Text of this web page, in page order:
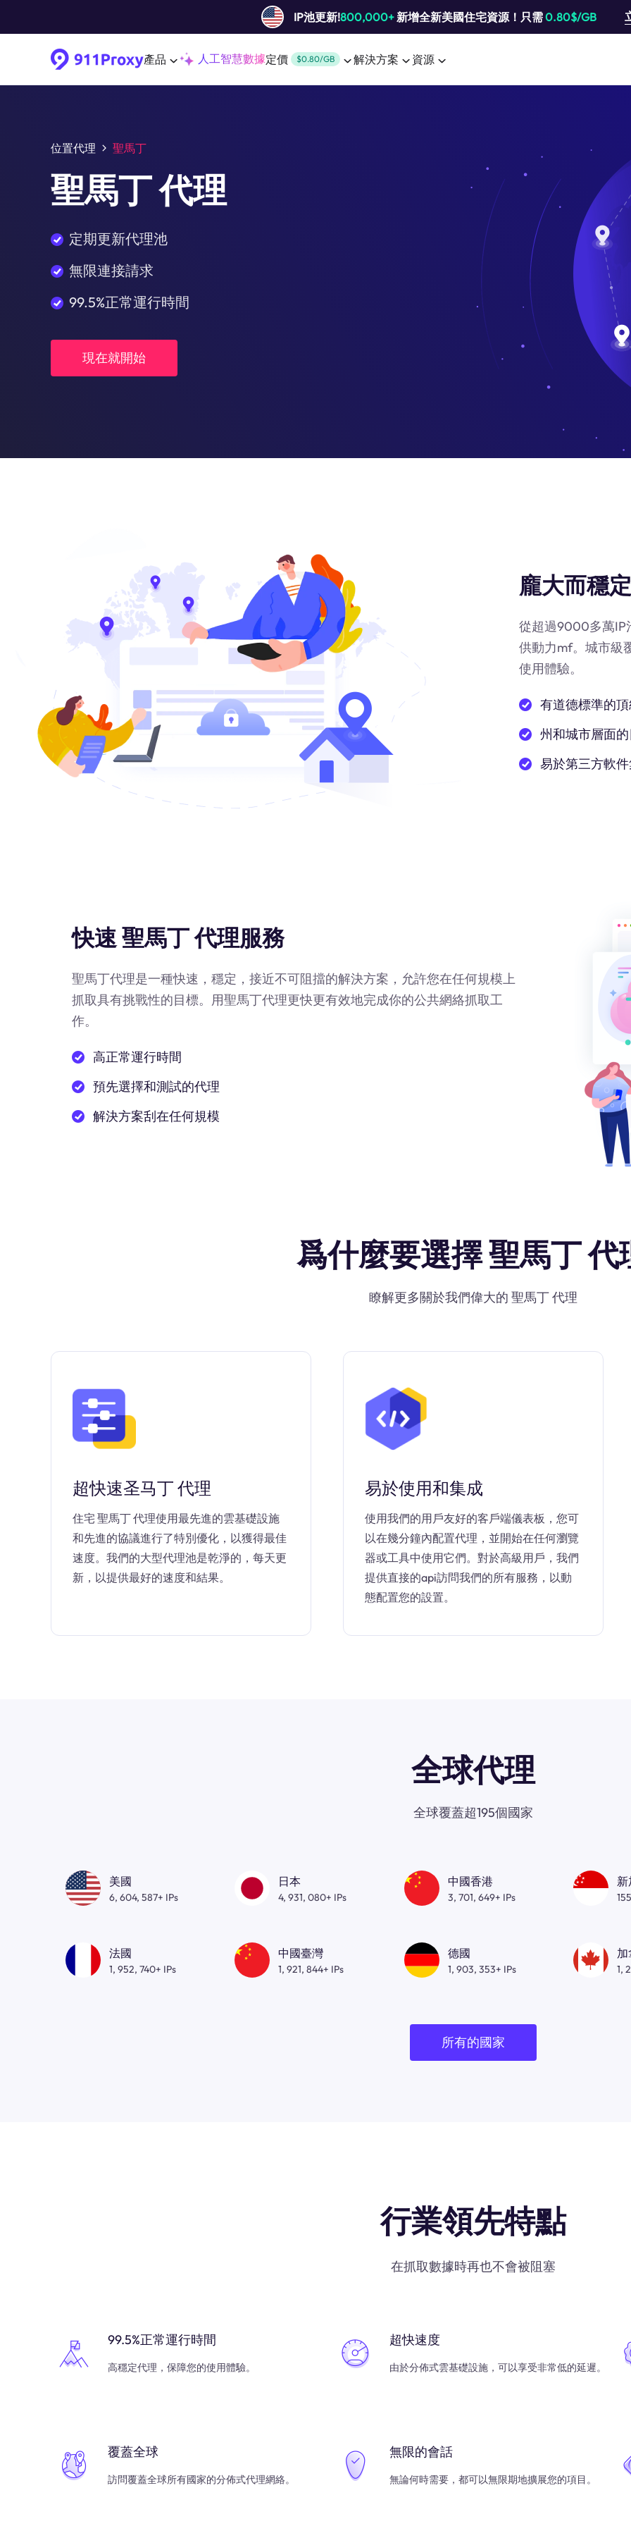
IP池更新!800,000+新增全新美國住宅資源！只需0.80$/GB
產品 人工智慧數據定價 $0.80/GB 解決方案 資源
位置代理 聖馬丁
聖馬丁 代理
定期更新代理池
無限連接請求
99.5%正常運行時間
現在就開始
龐大而穩
從超過9000多萬IP
供動力mf。城市級
使用體驗。
有道德標準的
州和城市層面
易於第三方軟
快速 聖馬丁 代理服務
聖馬丁代理是一種快速，穩定，接近不可阻擋的解決方案，允許您在任何規模上
抓取具有挑戰性的目標。用聖馬丁代理更快更有效地完成你的公共網絡抓取工
作。
高正常運行時間
預先選擇和測試的代理
解決方案刮在任何規模
爲什麼要選擇 聖馬丁 代
瞭解更多關於我們偉大的 聖馬丁 代理
超快速圣马丁 代理
住宅 聖馬丁 代理使用最先進的雲基礎設施
和先進的協議進行了特別優化，以獲得最佳
速度。我們的大型代理池是乾淨的，每天更
新，以提供最好的速度和結果。
易於使用和集成
使用我們的用戶友好的客戶端儀表板，您可
以在幾分鐘內配置代理，並開始在任何瀏覽
器或工具中使用它們。對於高級用戶，我們
提供直接的api訪問我們的所有服務，以動
態配置您的設置。
全球代理
全球覆蓋超195個國家
美國
6, 604, 587+ IPs
日本
4, 931, 080+ IPs
中國香港
3, 701, 649+ IPs
新
法國
1, 952, 740+ IPs
中國臺灣
1, 921, 844+ IPs
德國
1, 903, 353+ IPs
加
1,
所有的國家
行業領先特點
在抓取數據時再也不會被阻塞
99.5%正常運行時間
高穩定代理，保障您的使用體驗。
超快速度
由於分佈式雲基礎設施，可以享受非常低的延遲。
覆蓋全球
訪問覆蓋全球所有國家的分佈式代理網絡。
無限的會話
無論何時需要，都可以無限期地擴展您的項目。